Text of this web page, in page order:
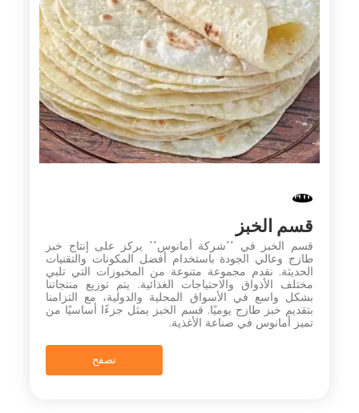
قسم الخبز
قسم الخبز في **شركة أمانوس** يركز على إنتاج خبز
طازج وعالي الجودة باستخدام أفضل المكونات والتقنيات
الحديثة. نقدم مجموعة متنوعة من المخبوزات التي تلبي
مختلف الأذواق والاحتياجات الغذائية. يتم توزيع منتجاتنا
بشكل واسع في الأسواق المحلية والدولية، مع التزامنا
بتقديم خبز طازج يوميًا. قسم الخبز يمثل جزءًا أساسيًا من
تميز أمانوس في صناعة الأغذية.
تصفح